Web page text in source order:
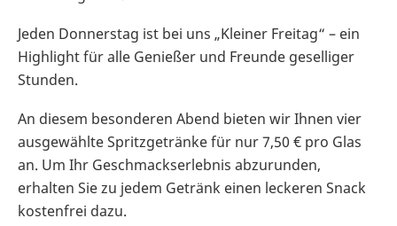
Jeden Donnerstag ist bei uns „Kleiner Freitag“ – ein
Highlight für alle Genießer und Freunde geselliger
Stunden.
An diesem besonderen Abend bieten wir Ihnen vier
ausgewählte Spritzgetränke für nur 7,50 € pro Glas
an. Um Ihr Geschmackserlebnis abzurunden,
erhalten Sie zu jedem Getränk einen leckeren Snack
kostenfrei dazu.